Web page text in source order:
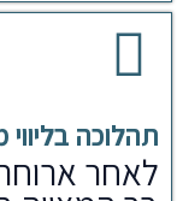
תהלוכה
לאחר